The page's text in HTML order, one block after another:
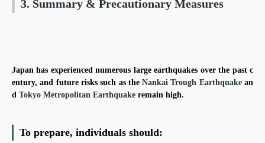
3. Summary & Precautionary Measures
Japan has experienced numerous large earthquakes over the past c
entury, and future risks such as the Nankai Trough Earthquake an
d Tokyo Metropolitan Earthquake remain high.
To prepare, individuals should: